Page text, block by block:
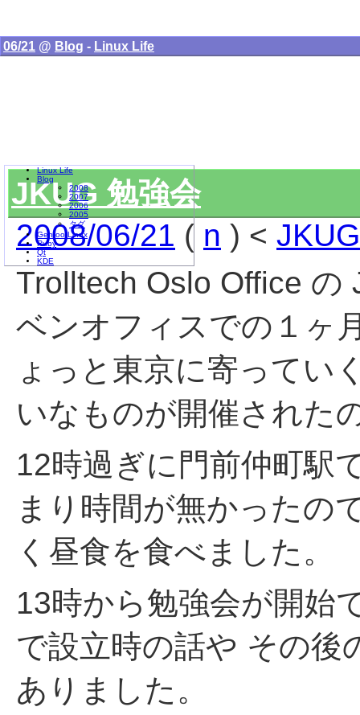
06/21 @ Blog - Linux Life
JKUG 勉強会
2008/06/21 ( n ) < JKUG
Trolltech Oslo Office の
ベンオフィスでの１ヶ
ょっと東京に寄ってい
いなものが開催された
12時過ぎに門前仲町駅
まり時間が無かったの
く昼食を食べました。
13時から勉強会が開始
で設立時の話や その後
ありました。
Linux Life
Blog
2008
2007
2006
2005
タグ
Gentoo Linux
Ruby
Qt
KDE